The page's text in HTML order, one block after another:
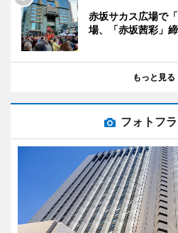
赤坂サカス広場で
場、「赤坂茜彩」
もっと見る
フォトフ